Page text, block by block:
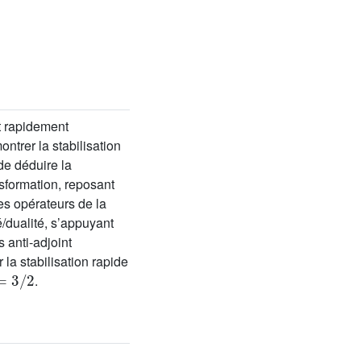
rapidement
la stabilisation
déduire la
reposant
opérateurs de la
s’appuyant
anti-adjoint
la stabilisation rapide
3/2
.